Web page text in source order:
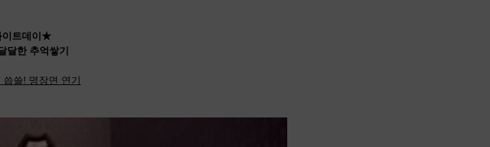
트데이★
달한 추억쌓기
씁쓸! 명장면 연기